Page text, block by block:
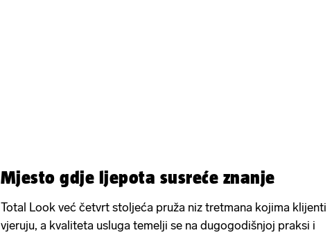
Mjesto gdje ljepota susreće znanje
Total Look već četvrt stoljeća pruža niz tretmana kojima klijenti
vjeruju, a kvaliteta usluga temelji se na dugogodišnjoj praksi i